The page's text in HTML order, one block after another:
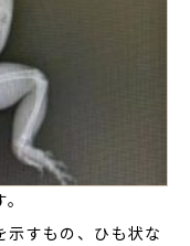
すもの、ひも状な